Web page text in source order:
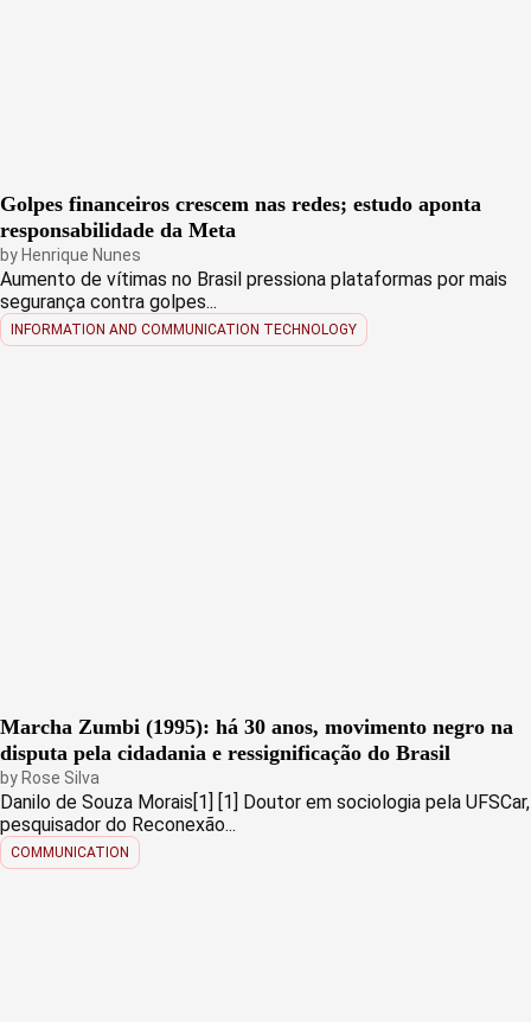
Golpes financeiros crescem nas redes; estudo aponta
responsabilidade da Meta
by Henrique Nunes
Aumento de vítimas no Brasil pressiona plataformas por mais
segurança contra golpes...
INFORMATION AND COMMUNICATION TECHNOLOGY
Marcha Zumbi (1995): há 30 anos, movimento negro na
disputa pela cidadania e ressignificação do Brasil
byRose Silva
Danilo de Souza Morais[1] [1] Doutor em sociologia pela UFSCar,
pesquisador do Reconexão...
COMMUNICATION